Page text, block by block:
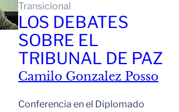
Transicional
LOS DEBATES
SOBRE EL
TRIBUNAL DE PAZ
Camilo Gonzalez Posso
Conferencia en el Diplomado